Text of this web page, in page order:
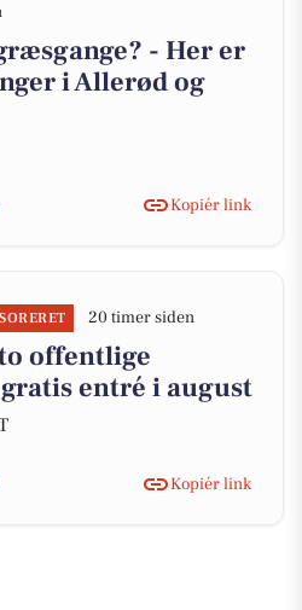
- Her er
i Allerød og
Kopiér link
20 timer siden
offentlige
entré i august
Kopiér link